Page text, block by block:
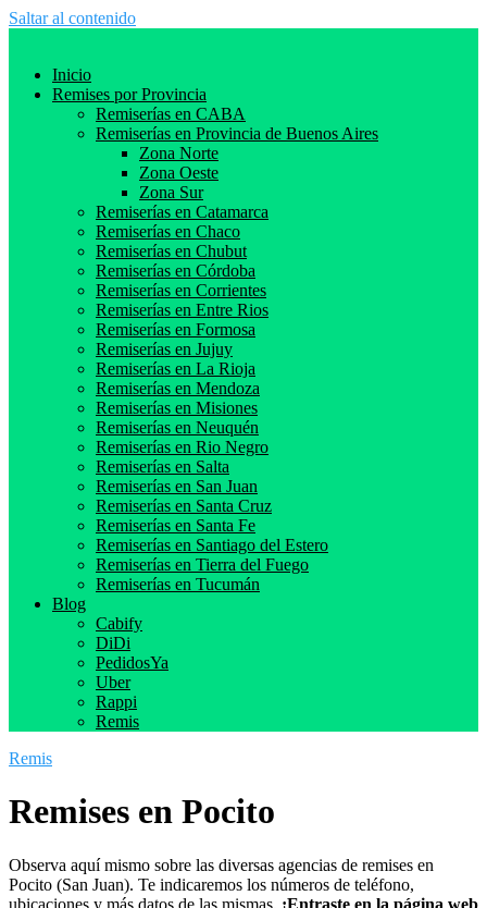
Saltar al contenido
Inicio
Remises por Provincia
Remiserías en CABA
Remiserías en Provincia de Buenos Aires
Zona Norte
Zona Oeste
Zona Sur
Remiserías en Catamarca
Remiserías en Chaco
Remiserías en Chubut
Remiserías en Córdoba
Remiserías en Corrientes
Remiserías en Entre Rios
Remiserías en Formosa
Remiserías en Jujuy
Remiserías en La Rioja
Remiserías en Mendoza
Remiserías en Misiones
Remiserías en Neuquén
Remiserías en Rio Negro
Remiserías en Salta
Remiserías en San Juan
Remiserías en Santa Cruz
Remiserías en Santa Fe
Remiserías en Santiago del Estero
Remiserías en Tierra del Fuego
Remiserías en Tucumán
Blog
Cabify
DiDi
PedidosYa
Uber
Rappi
Remis
Remis
Remises en Pocito
Observa aquí mismo sobre las diversas agencias de remises en
Pocito (San Juan). Te indicaremos los números de teléfono,
ubicaciones y más datos de las mismas. ¡Entraste en la página web